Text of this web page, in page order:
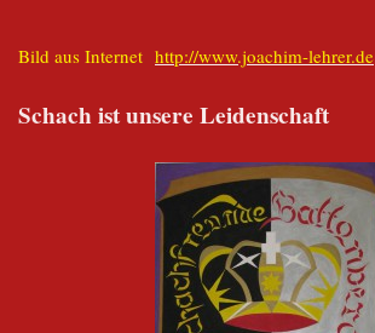
Bild aus Internet http://www.joachim-lehrer.de
Schach ist unsere Leidenschaft